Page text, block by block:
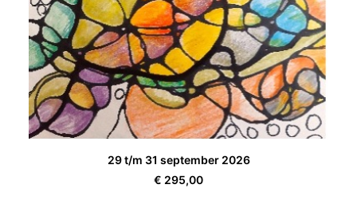
TOEVOEGEN AAN WINKELWAGEN
29 t/m 31 september 2026
€ 295,00